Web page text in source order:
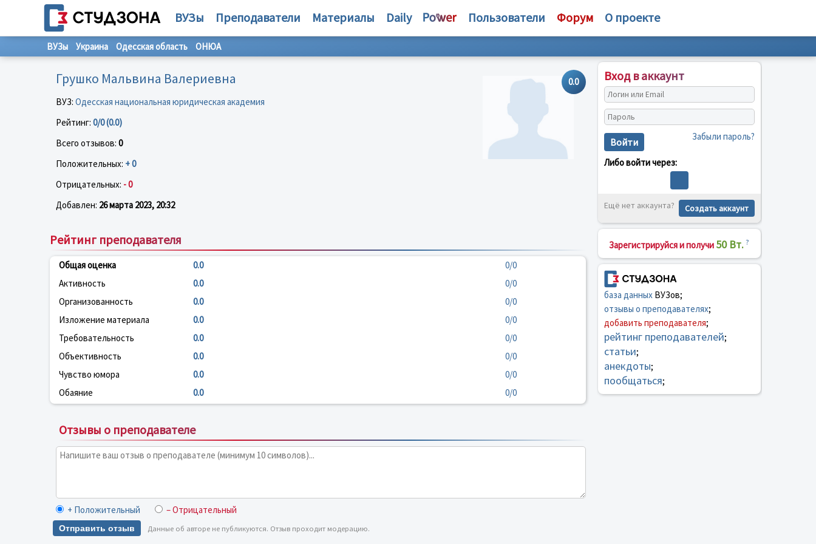
ВУЗы Преподаватели Материалы Daily Пользователи Форум О проекте
ВУЗы Украина Одесская область ОНЮА
0.0
Грушко Мальвина Валериевна
ВУЗ: Одесская национальная юридическая академия
Рейтинг: 0/0 (0.0)
Всего отзывов: 0
Положительных: + 0
Отрицательных: - 0
Добавлен: 26 марта 2023, 20:32
Рейтинг преподавателя
Общая оценка 0.0
0/0
Активность
0.0
0/0
Организованность
0.0
0/0
Изложение материала
0.0
0/0
Требовательность
0.0
0/0
Объективность
0.0
0/0
Чувство юмора
0.0
0/0
Обаяние
0.0 0/0
Отзывы о преподавателе
+ Положительный – Отрицательный
Отправить отзыв Данные об авторе не публикуются. Отзыв проходит модерацию.
Вход в аккаунт
Войти Забыли пароль?
Либо войти через:
Ещё нет аккаунта? Создать аккаунт
Зарегистрируйся и получи 50 Вт. ?
база данныхВУЗов;
отзывы о преподавателях;
добавить преподавателя;
рейтинг преподавателей;
статьи;
анекдоты;
пообщаться;